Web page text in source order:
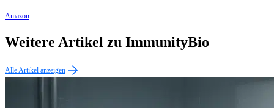
Amazon
Weitere Artikel zu ImmunityBio
Alle Artikel anzeigen